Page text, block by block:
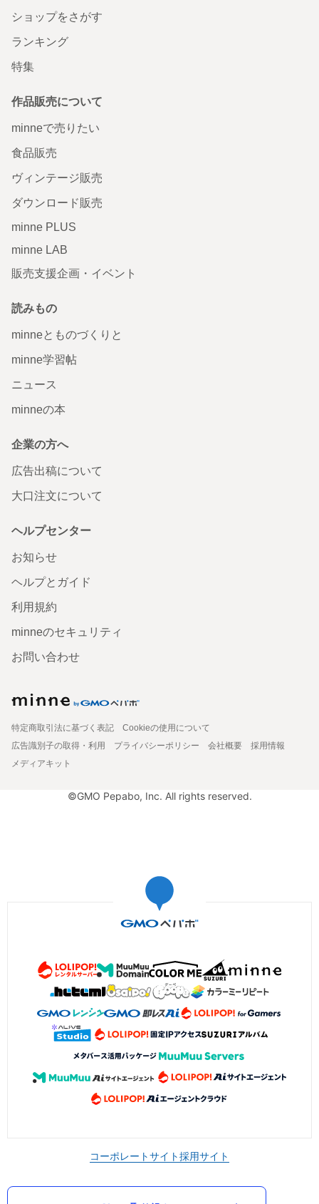
ショップをさがす
ランキング
特集
作品販売について
minneで売りたい
食品販売
ヴィンテージ販売
ダウンロード販売
minne PLUS
minne LAB
販売支援企画・イベント
読みもの
minneとものづくりと
minne学習帖
ニュース
minneの本
企業の方へ
広告出稿について
大口注文について
ヘルプセンター
お知らせ
ヘルプとガイド
利用規約
minneのセキュリティ
お問い合わせ
特定商取引法に基づく表記
Cookieの使用について
広告識別子の取得・利用
プライバシーポリシー 会社概要
採用情報
メディアキット
©GMO Pepabo, Inc. All rights reserved.
コーポレートサイト採用サイト